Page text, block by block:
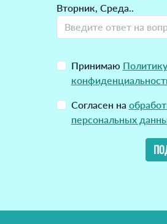
Вторник, Среда..
Принимаю Политику
Согласен на
персональных